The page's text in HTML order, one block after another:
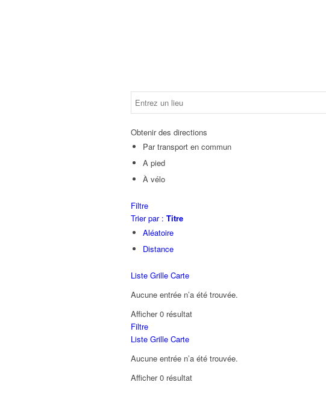
Obtenir des directions
Par transport en commun
A pied
À vélo
Filtre
Trier par : Titre
Aléatoire
Distance
Liste Grille Carte
Aucune entrée n’a été trouvée.
Afficher 0 résultat
Filtre
Liste Grille Carte
Aucune entrée n’a été trouvée.
Afficher 0 résultat